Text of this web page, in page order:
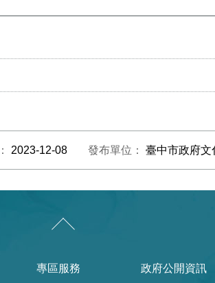
2023-12-08 發布單位： 臺中市政府文
專區服務 政府公開資訊